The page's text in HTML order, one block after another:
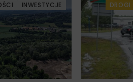
INWESTYCJE DROGI